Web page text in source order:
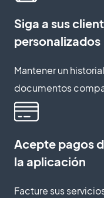
Siga a sus
personalizados
Mantener un
documentos
Acepte pagos
la aplicación
Facture sus